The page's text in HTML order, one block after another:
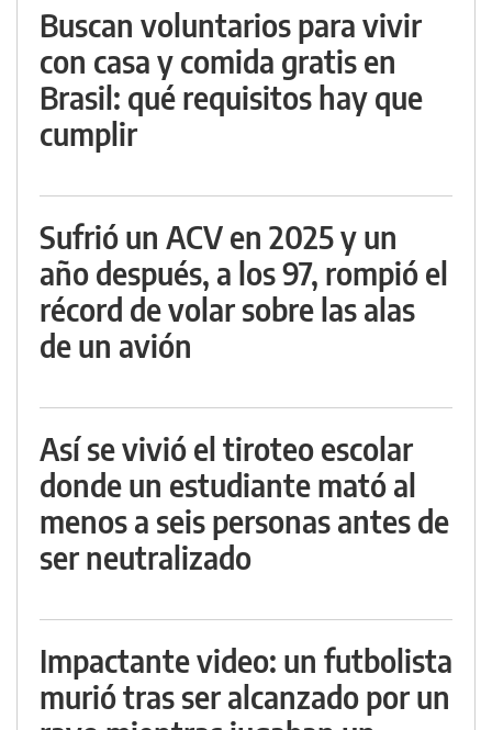
Buscan voluntarios para vivir
con casa y comida gratis en
Brasil: qué requisitos hay que
cumplir
Sufrió un ACV en 2025 y un
año después, a los 97, rompió el
récord de volar sobre las alas
de un avión
Así se vivió el tiroteo escolar
donde un estudiante mató al
menos a seis personas antes de
ser neutralizado
Impactante video: un futbolista
murió tras ser alcanzado por un